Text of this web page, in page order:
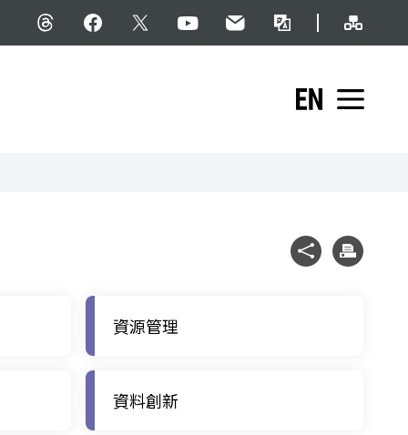
Threadsfacebook
X YouTube民意信箱雙語詞彙
English展開
社群分享
列印
資源管理
資料創新